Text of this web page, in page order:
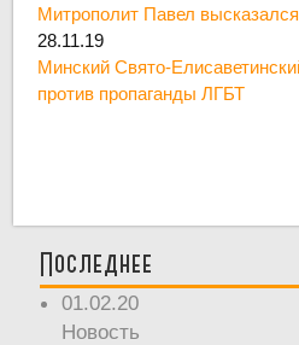
Митрополит Павел
28.11.19
Минский Свято-
против пропаганды ЛГБТ
Последнее
01.02.20
Новость